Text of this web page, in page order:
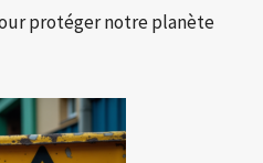
protéger notre planète